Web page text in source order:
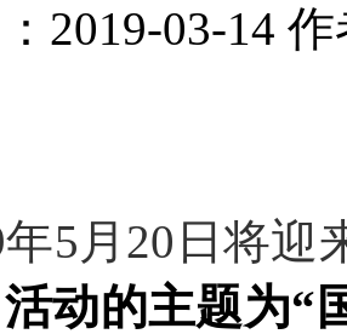
2019-03-14 作
年5月20日将迎
动的主题为